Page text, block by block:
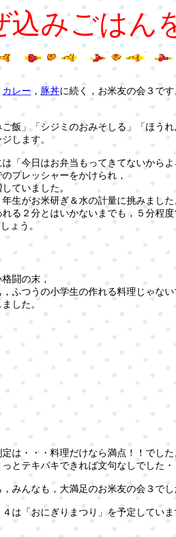
みごはん
カレー， 豚丼に続く，お米友の会３です
飯」「シジミのおみそしる」「ほうれ
します。
「今日はお弁当もってきてないからよ
プレッシャーをかけられ，
ていました。
生がお米研ぎ＆水の計量に挑みました
る２分とはいかないまでも，５分程度
ょう。
闘の末，
ふつうの小学生の作れる料理じゃない
した。
は・・・料理だけなら満点！！でした
とテキパキできれば文句なしでした・
みんなも，大満足のお米友の会３でし
は「おにぎりまつり」を予定していま